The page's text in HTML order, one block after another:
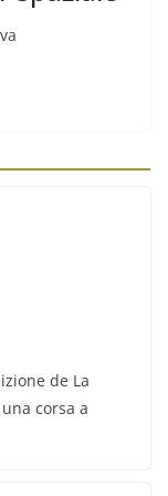
de La
corsa a